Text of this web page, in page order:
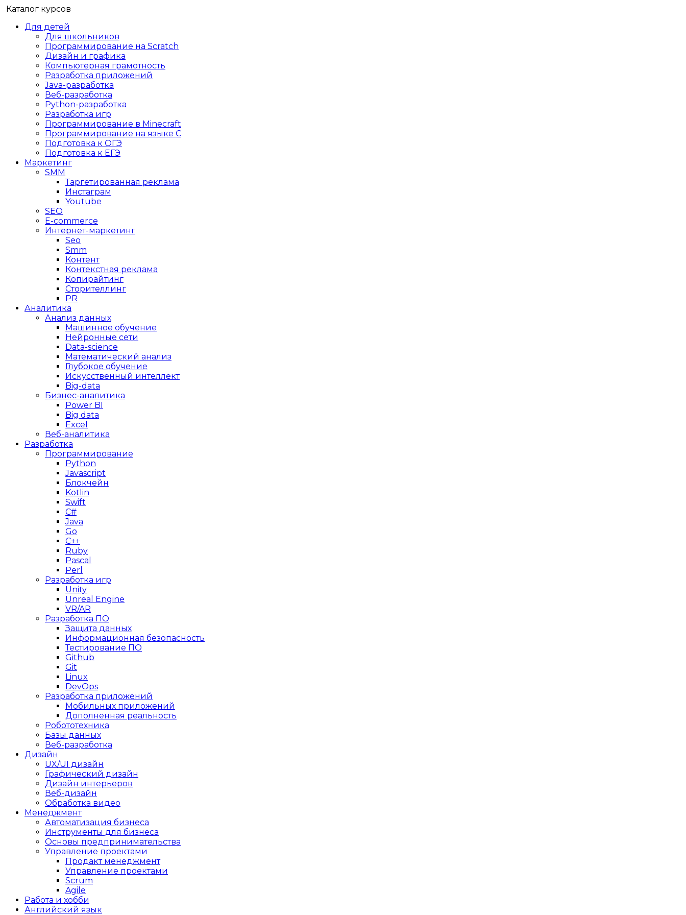
Каталог курсов
Для детей
Для школьников
Программирование на Scratch
Дизайн и графика
Компьютерная грамотность
Разработка приложений
Java-разработка
Веб-разработка
Python-разработка
Разработка игр
Программирование в Minecraft
Программирование на языке C
Подготовка к ОГЭ
Подготовка к ЕГЭ
Маркетинг
SMM
Таргетированная реклама
Инстаграм
Youtube
SEO
E-сommerce
Интернет-маркетинг
Seo
Smm
Контент
Контекстная реклама
Копирайтинг
Сторителлинг
PR
Аналитика
Анализ данных
Машинное обучение
Нейронные сети
Data-science
Математический анализ
Глубокое обучение
Искусственный интеллект
Big-data
Бизнес-аналитика
Power BI
Big data
Excel
Веб-аналитика
Разработка
Программирование
Python
Javascript
Блокчейн
Kotlin
Swift
C#
Java
Go
C++
Ruby
Pascal
Perl
Разработка игр
Unity
Unreal Engine
VR/AR
Разработка ПО
Защита данных
Информационная безопасность
Тестирование ПО
Github
Git
Linux
DevOps
Разработка приложений
Мобильных приложений
Дополненная реальность
Робототехника
Базы данных
Веб-разработка
Дизайн
UX/UI дизайн
Графический дизайн
Дизайн интерьеров
Веб-дизайн
Обработка видео
Менеджмент
Автоматизация бизнеса
Инструменты для бизнеса
Основы предпринимательства
Управление проектами
Продакт менеджмент
Управление проектами
Scrum
Agile
Работа и хобби
Английский язык